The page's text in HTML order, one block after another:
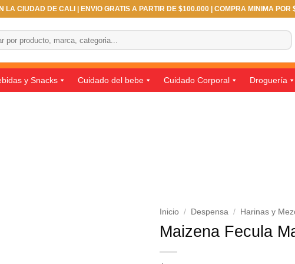
LA CIUDAD DE CALI | ENVIO GRATIS A PARTIR DE $100.000 | COMPRA MINIMA POR
y Snacks Cuidado del bebe Cuidado Corporal Droguería
Inicio / Despensa / Harinas y
Maizena Fecula